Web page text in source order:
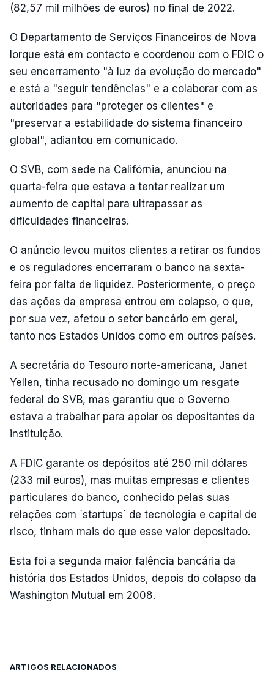
(82,57 mil milhões de euros) no final de 2022.
O Departamento de Serviços Financeiros de Nova
Iorque está em contacto e coordenou com o FDIC o
seu encerramento "à luz da evolução do mercado"
e está a "seguir tendências" e a colaborar com as
autoridades para "proteger os clientes" e
"preservar a estabilidade do sistema financeiro
global", adiantou em comunicado.
O SVB, com sede na Califórnia, anunciou na
quarta-feira que estava a tentar realizar um
aumento de capital para ultrapassar as
dificuldades financeiras.
O anúncio levou muitos clientes a retirar os fundos
e os reguladores encerraram o banco na sexta-
feira por falta de liquidez. Posteriormente, o preço
das ações da empresa entrou em colapso, o que,
por sua vez, afetou o setor bancário em geral,
tanto nos Estados Unidos como em outros países.
A secretária do Tesouro norte-americana, Janet
Yellen, tinha recusado no domingo um resgate
federal do SVB, mas garantiu que o Governo
estava a trabalhar para apoiar os depositantes da
instituição.
A FDIC garante os depósitos até 250 mil dólares
(233 mil euros), mas muitas empresas e clientes
particulares do banco, conhecido pelas suas
relações com `startups´ de tecnologia e capital de
risco, tinham mais do que esse valor depositado.
Esta foi a segunda maior falência bancária da
história dos Estados Unidos, depois do colapso da
Washington Mutual em 2008.
ARTIGOS RELACIONADOS